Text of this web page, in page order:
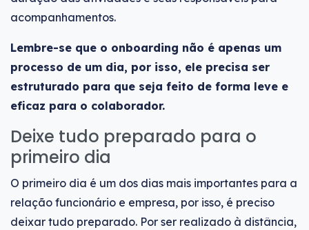
acompanhamentos.
Lembre-se que o onboarding não é apenas um
processo de um dia, por isso, ele precisa ser
estruturado para que seja feito de forma leve e
eficaz para o colaborador.
Deixe tudo preparado para o
primeiro dia
O primeiro dia é um dos dias mais importantes para a
relação funcionário e empresa, por isso, é preciso
deixar tudo preparado. Por ser realizado à distância,